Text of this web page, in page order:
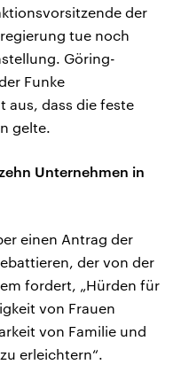
der
tue noch
Göring-
Funke
aus, dass die feste
gelte.
Unternehmen in
einen Antrag der
der von der
fordert, „Hürden für
von Frauen
von Familie und
erleichtern“.